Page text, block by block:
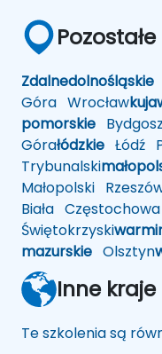
Zdalnedolnośląskie
Góra Wrocław
pomorskie
Górałódzkie Łódź
Trybunalski
Małopolski
Biała Częstochowa
Świętokrzyski
mazurskie Olsztyn
Inne kraje
Te szkolenia są